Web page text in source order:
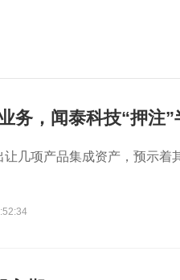
务，闻泰科技“押注”
几项产品集成资产，预示着